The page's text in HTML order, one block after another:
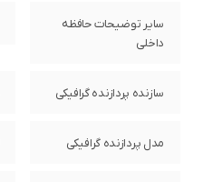
سایر توضیحات حافظه
داخلی
سازنده پردازنده گرافیکی
مدل پردازنده گرافیکی